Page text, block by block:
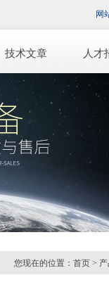
网
技术文章 人才
您现在的位置： 首页 >